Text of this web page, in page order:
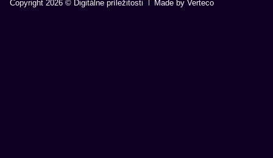
Copyright 2026 © Digitálne príležitosti Made by Verteco